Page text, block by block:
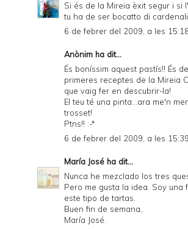
Si és de la Mireia èxit segur i si
tu ha de ser bocatto di
6 de febrer del 2009, a les
Anònim ha dit...
És boníssim aquest pastís!! És
primeres receptes de la Mireia
que vaig fer en descubrir-la!
El teu té una pinta...ara me'n
trosset!
Ptns!! :-*
6 de febrer del 2009, a les 15:39
María José ha dit...
Nunca he mezclado los tres
Pero me gusta la idea. Soy una
este tipo de tartas.
Buen fin de semana,
María José.